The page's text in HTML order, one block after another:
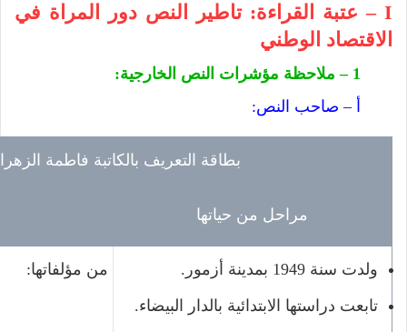
I – عتبة القراءة: تاطير النص دور المراة في
الاقتصاد الوطني
1 – ملاحظة مؤشرات النص الخارجية:
أ – صاحب النص:
بطاقة التعريف بالكاتبة فاطمة
مراحل من حياتها
ولدت سنة 1949 بمدينة أزمور.
تابعت دراستها الابتدائية بالدار البيضاء.
من مؤلفاتها: